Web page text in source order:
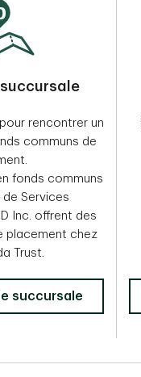
rencontrer un
communs de
fonds communs
Services
Inc. offrent des
placement chez
Trust.
succursale